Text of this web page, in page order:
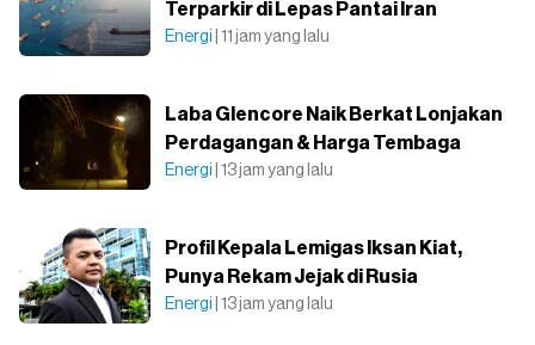
Terparkir di Lepas Pantai Iran
Energi | 11 jam yang lalu
Laba Glencore Naik Berkat Lonjakan
Perdagangan & Harga Tembaga
Energi | 13 jam yang lalu
Profil Kepala Lemigas Iksan Kiat,
Punya Rekam Jejak di Rusia
Energi | 13 jam yang lalu